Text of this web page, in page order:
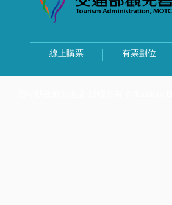
線上購票 有票劃位